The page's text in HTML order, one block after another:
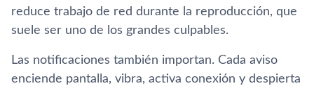
reduce trabajo de red durante la reproducción, que
suele ser uno de los grandes culpables.
Las notificaciones también importan. Cada aviso
enciende pantalla, vibra, activa conexión y despierta